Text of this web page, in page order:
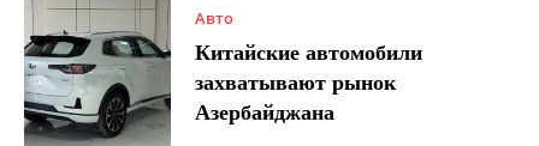
Авто
Китайские автомобили
захватывают рынок
Азербайджана